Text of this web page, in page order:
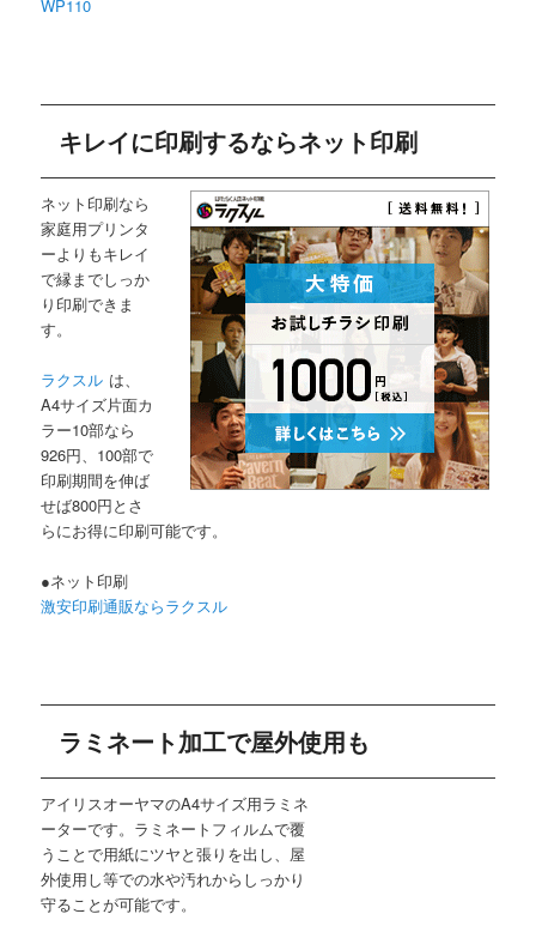
WP110
キレイに印刷するならネット印刷
ネット印刷なら
家庭用プリンタ
ーよりもキレイ
で縁までしっか
り印刷できま
す。
ラクスル は、
A4サイズ片面カ
ラー10部なら
926円、100部で
印刷期間を伸ば
せば800円とさ
らにお得に印刷可能です。
●ネット印刷
激安印刷通販ならラクスル
ラミネート加工で屋外使用も
アイリスオーヤマのA4サイズ用ラミネ
ーターです。ラミネートフィルムで覆
うことで用紙にツヤと張りを出し、屋
外使用し等での水や汚れからしっかり
守ることが可能です。